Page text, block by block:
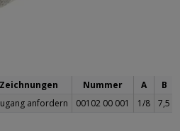
Nummer A
B
anfordern 00102 00 001 1/8 7,5